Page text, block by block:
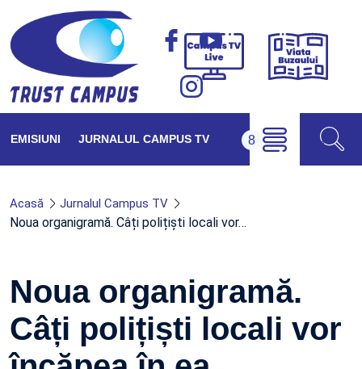
Campus
Viața
EMISIUNI JURNALUL CAMPUS TV
Acasă Jurnalul Campus TV
Noua organigramă. Câți polițiști locali vor…
Noua organigramă.
Câți polițiști locali vor